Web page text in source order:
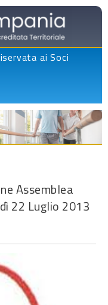
ai Soci
Assemblea
22 Luglio 2013